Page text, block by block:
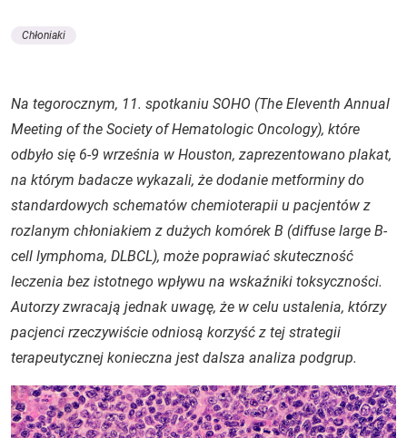
Chłoniaki
Na tegorocznym, 11. spotkaniu SOHO (The Eleventh Annual
Meeting of the Society of Hematologic Oncology), które
odbyło się 6-9 września w Houston, zaprezentowano plakat,
na którym badacze wykazali, że dodanie metforminy do
standardowych schematów chemioterapii u pacjentów z
rozlanym chłoniakiem z dużych komórek B (diffuse large B-
cell lymphoma, DLBCL), może poprawiać skuteczność
leczenia bez istotnego wpływu na wskaźniki toksyczności.
Autorzy zwracają jednak uwagę, że w celu ustalenia, którzy
pacjenci rzeczywiście odniosą korzyść z tej strategii
terapeutycznej konieczna jest dalsza analiza podgrup.